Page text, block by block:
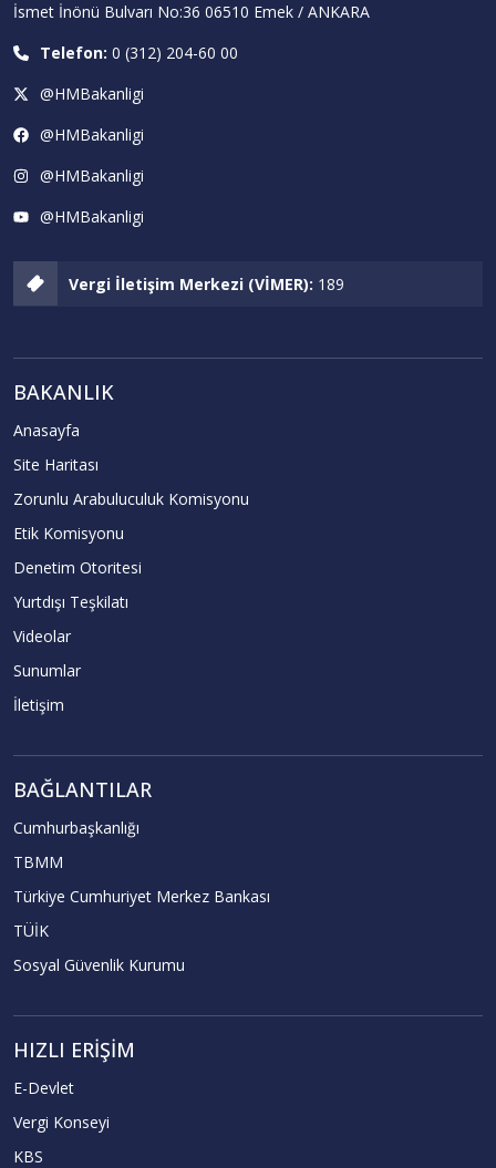
İsmet İnönü Bulvarı No:36 06510 Emek / ANKARA
Telefon: 0 (312) 204-60 00
@HMBakanligi
@HMBakanligi
@HMBakanligi
@HMBakanligi
Vergi İletişim Merkezi (VİMER): 189
BAKANLIK
Anasayfa
Site Haritası
Zorunlu Arabuluculuk Komisyonu
Etik Komisyonu
Denetim Otoritesi
Yurtdışı Teşkilatı
Videolar
Sunumlar
İletişim
BAĞLANTILAR
Cumhurbaşkanlığı
TBMM
Türkiye Cumhuriyet Merkez Bankası
TÜİK
Sosyal Güvenlik Kurumu
HIZLI ERIŞIM
E-Devlet
Vergi Konseyi
KBS